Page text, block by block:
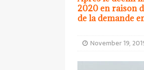
2020 en raison
de la demande
November 19,